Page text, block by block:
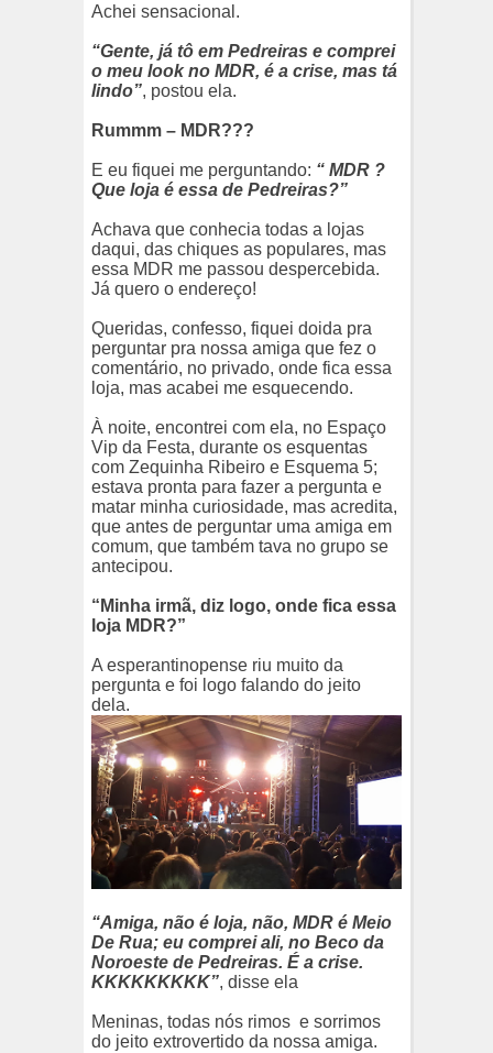
Achei sensacional.
“Gente, já tô em Pedreiras e comprei
o meu look no MDR, é a crise, mas tá
lindo”, postou ela.
Rummm – MDR???
E eu fiquei me perguntando: “ MDR ?
Que loja é essa de Pedreiras?”
Achava que conhecia todas a lojas
daqui, das chiques as populares, mas
essa MDR me passou despercebida.
Já quero o endereço!
Queridas, confesso, fiquei doida pra
perguntar pra nossa amiga que fez o
comentário, no privado, onde fica essa
loja, mas acabei me esquecendo.
À noite, encontrei com ela, no Espaço
Vip da Festa, durante os esquentas
com Zequinha Ribeiro e Esquema 5;
estava pronta para fazer a pergunta e
matar minha curiosidade, mas acredita,
que antes de perguntar uma amiga em
comum, que também tava no grupo se
antecipou.
“Minha irmã, diz logo, onde fica essa
loja MDR?”
A esperantinopense riu muito da
pergunta e foi logo falando do jeito
dela.
“Amiga, não é loja, não, MDR é Meio
De Rua; eu comprei ali, no Beco da
Noroeste de Pedreiras. É a crise.
KKKKKKKKK”, disse ela
Meninas, todas nós rimos e sorrimos
do jeito extrovertido da nossa amiga.